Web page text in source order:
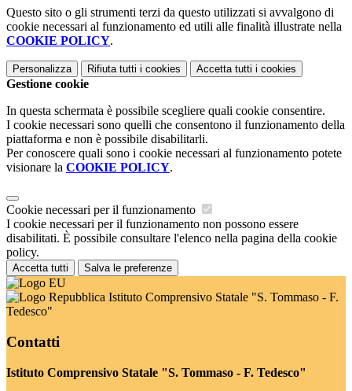
Questo sito o gli strumenti terzi da questo utilizzati si avvalgono di
cookie necessari al funzionamento ed utili alle finalità illustrate nella
COOKIE POLICY.
Personalizza Rifiuta tutti i cookies Accetta tutti i cookies
Gestione cookie
In questa schermata è possibile scegliere quali cookie consentire.
I cookie necessari sono quelli che consentono il funzionamento della
piattaforma e non è possibile disabilitarli.
Per conoscere quali sono i cookie necessari al funzionamento potete
visionare la COOKIE POLICY.
Cookie necessari per il funzionamento
I cookie necessari per il funzionamento non possono essere
disabilitati. È possibile consultare l'elenco nella pagina della cookie
policy.
Accetta tutti Salva le preferenze
Istituto Comprensivo Statale "S. Tommaso - F.
Tedesco"
Contatti
Istituto Comprensivo Statale "S. Tommaso - F. Tedesco"